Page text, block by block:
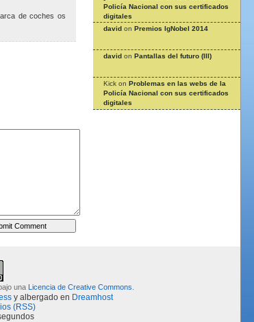
de coches os
Policía Nacional con sus certificados
digitales
david on Premios IgNobel 2014
david on Pantallas del futuro (III)
Kick on Problemas en las webs de la
Policía Nacional con sus certificados
digitales
una Licencia de Creative Commons.
y albergado en Dreamhost
(RSS)